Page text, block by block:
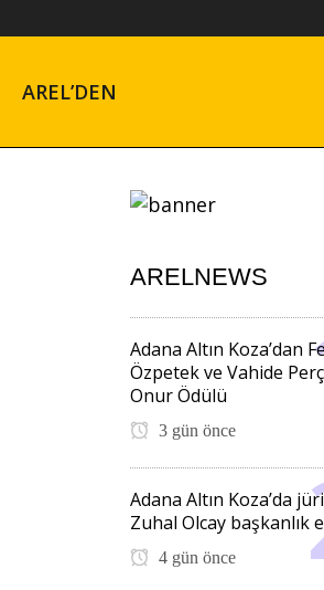
AREL’DEN
ARELNEWS
Adana Altın Koza’dan
Özpetek ve Vahide
Onur Ödülü
3 gün önce
Adana Altın Koza’da
Zuhal Olcay başkanlık
4 gün önce